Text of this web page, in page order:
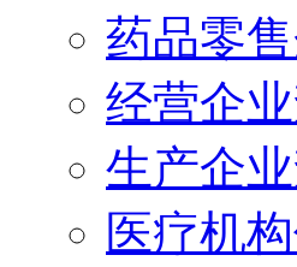
药品零
经营企
生产企
医疗机